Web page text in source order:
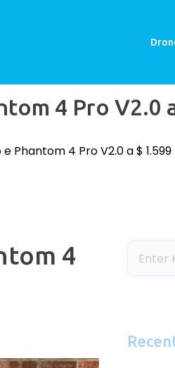
4 Pro V2.0
Phantom 4 Pro V2.0 a $ 1.599
4